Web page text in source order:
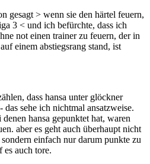
gesagt > wenn sie den härtel feuern,
3 < und ich befürchte, dass ich
not einen trainer zu feuern, der in
einem abstiegsrang stand, ist
dass hansa unter glöckner
das sehe ich nichtmal ansatzweise.
hansa gepunktet hat, waren
aber es geht auch überhaupt nicht
einfach nur darum punkte zu
es auch tore.